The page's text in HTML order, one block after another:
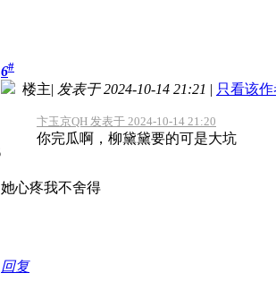
6#
楼主| 发表于 2024-10-14 21:21 | 只看该
卞玉京QH 发表于 2024-10-14 21:20
你完瓜啊，柳黛黛要的可是大坑
她心疼我不舍得
回复